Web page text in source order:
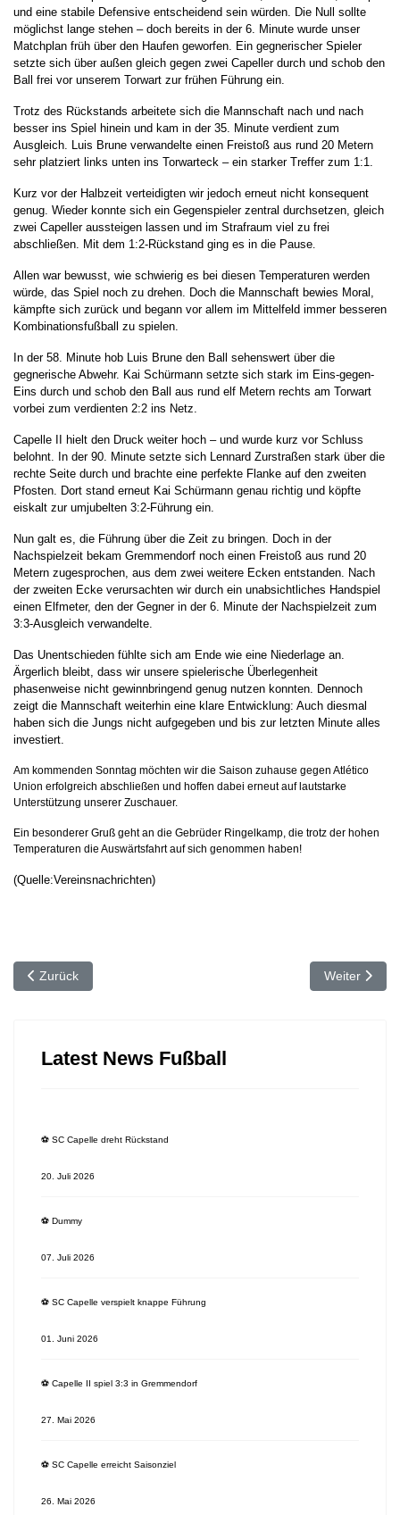
und eine stabile Defensive entscheidend sein würden. Die Null sollte
möglichst lange stehen – doch bereits in der 6. Minute wurde unser
Matchplan früh über den Haufen geworfen. Ein gegnerischer Spieler
setzte sich über außen gleich gegen zwei Capeller durch und schob den
Ball frei vor unserem Torwart zur frühen Führung ein.
Trotz des Rückstands arbeitete sich die Mannschaft nach und nach
besser ins Spiel hinein und kam in der 35. Minute verdient zum
Ausgleich. Luis Brune verwandelte einen Freistoß aus rund 20 Metern
sehr platziert links unten ins Torwarteck – ein starker Treffer zum 1:1.
Kurz vor der Halbzeit verteidigten wir jedoch erneut nicht konsequent
genug. Wieder konnte sich ein Gegenspieler zentral durchsetzen, gleich
zwei Capeller aussteigen lassen und im Strafraum viel zu frei
abschließen. Mit dem 1:2-Rückstand ging es in die Pause.
Allen war bewusst, wie schwierig es bei diesen Temperaturen werden
würde, das Spiel noch zu drehen. Doch die Mannschaft bewies Moral,
kämpfte sich zurück und begann vor allem im Mittelfeld immer besseren
Kombinationsfußball zu spielen.
In der 58. Minute hob Luis Brune den Ball sehenswert über die
gegnerische Abwehr. Kai Schürmann setzte sich stark im Eins-gegen-
Eins durch und schob den Ball aus rund elf Metern rechts am Torwart
vorbei zum verdienten 2:2 ins Netz.
Capelle II hielt den Druck weiter hoch – und wurde kurz vor Schluss
belohnt. In der 90. Minute setzte sich Lennard Zurstraßen stark über die
rechte Seite durch und brachte eine perfekte Flanke auf den zweiten
Pfosten. Dort stand erneut Kai Schürmann genau richtig und köpfte
eiskalt zur umjubelten 3:2-Führung ein.
Nun galt es, die Führung über die Zeit zu bringen. Doch in der
Nachspielzeit bekam Gremmendorf noch einen Freistoß aus rund 20
Metern zugesprochen, aus dem zwei weitere Ecken entstanden. Nach
der zweiten Ecke verursachten wir durch ein unabsichtliches Handspiel
einen Elfmeter, den der Gegner in der 6. Minute der Nachspielzeit zum
3:3-Ausgleich verwandelte.
Das Unentschieden fühlte sich am Ende wie eine Niederlage an.
Ärgerlich bleibt, dass wir unsere spielerische Überlegenheit
phasenweise nicht gewinnbringend genug nutzen konnten. Dennoch
zeigt die Mannschaft weiterhin eine klare Entwicklung: Auch diesmal
haben sich die Jungs nicht aufgegeben und bis zur letzten Minute alles
investiert.
Am kommenden Sonntag möchten wir die Saison zuhause gegen Atlético
Union erfolgreich abschließen und hoffen dabei erneut auf lautstarke
Unterstützung unserer Zuschauer.
Ein besonderer Gruß geht an die Gebrüder Ringelkamp, die trotz der hohen
Temperaturen die Auswärtsfahrt auf sich genommen haben!
(Quelle:Vereinsnachrichten)
Vorheriger Beitrag: ⚽️ Dummy
Zurück Nächster
Weiter
Latest News Fußball
⚽️ SC Capelle dreht Rückstand
20. Juli 2026
⚽️ Dummy
07. Juli 2026
⚽️ SC Capelle verspielt knappe Führung
01. Juni 2026
⚽️ Capelle II spiel 3:3 in Gremmendorf
27. Mai 2026
⚽️ SC Capelle erreicht Saisonziel
26. Mai 2026